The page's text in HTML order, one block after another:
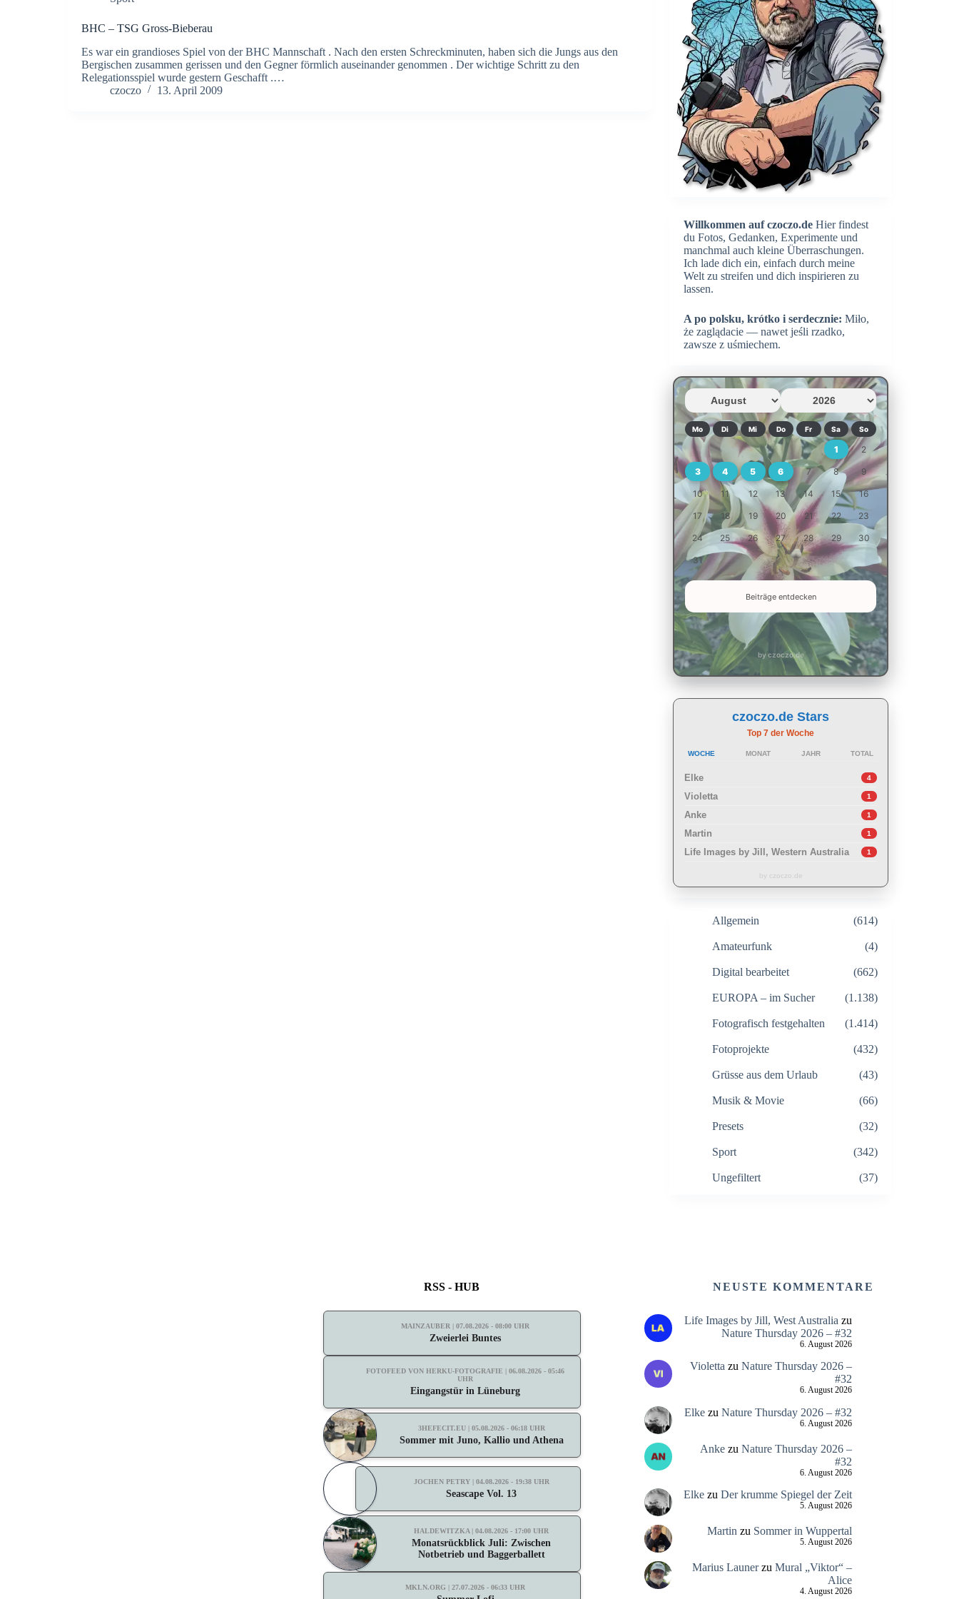
BHC – TSG Gross-Bieberau
Es war ein grandioses Spiel von der BHC Mannschaft . Nach den ersten Schreckminuten, haben sich die Jungs aus den
Bergischen zusammen gerissen und den Gegner förmlich auseinander genommen . Der wichtige Schritt zu den
Relegationsspiel wurde gestern Geschafft .…
czoczo
13. April 2009
Willkommen auf czoczo.de Hier findest
du Fotos, Gedanken, Experimente und
manchmal auch kleine Überraschungen.
Ich lade dich ein, einfach durch meine
Welt zu streifen und dich inspirieren zu
lassen.
A po polsku, krótko i serdecznie: Miło,
że zaglądacie — nawet jeśli rzadko,
zawsze z uśmiechem.
Mo Di Mi Do Fr Sa So
1 2
3 4 5 6 7 8 9
10 11 12 13 14 15 16
17 18 19 20 21 22 23
24 25 26 27 28 29 30
31
Beiträge entdecken
by czoczo.de
czoczo.de Stars
Top 7 der Woche
WOCHE MONAT JAHR TOTAL
Elke 4
Violetta 1
Anke 1
Martin 1
Life Images by Jill, Western Australia 1
by czoczo.de
Allgemein (614)
Amateurfunk (4)
Digital bearbeitet (662)
EUROPA – im Sucher (1.138)
Fotografisch festgehalten (1.414)
Fotoprojekte (432)
Grüsse aus dem Urlaub (43)
Musik & Movie (66)
Presets (32)
Sport (342)
Ungefiltert (37)
RSS - HUB
MAINZAUBER | 07.08.2026 - 08:00 UHR
Zweierlei Buntes
FOTOFEED VON HERKU-FOTOGRAFIE | 06.08.2026 - 05:46
UHR
Eingangstür in Lüneburg
3HEFECIT.EU | 05.08.2026 - 06:18 UHR
Sommer mit Juno, Kallio und Athena
JOCHEN PETRY | 04.08.2026 - 19:38 UHR
Seascape Vol. 13
HALDEWITZKA | 04.08.2026 - 17:00 UHR
Monatsrückblick Juli: Zwischen
Notbetrieb und Baggerballett
MKLN.ORG | 27.07.2026 - 06:33 UHR
NEUSTE KOMMENTARE
Life Images by Jill, West Australia zu
Nature Thursday 2026 – #32
6. August 2026
Violetta zu Nature Thursday 2026 –
#32
6. August 2026
Elkezu Nature Thursday 2026 – #32
6. August 2026
Ankezu Nature Thursday 2026 –
#32
6. August 2026
Elkezu Der krumme Spiegel der Zeit
5. August 2026
Martin zu Sommer in Wuppertal
5. August 2026
Marius Launerzu Mural „Viktor“ –
Alice
4. August 2026